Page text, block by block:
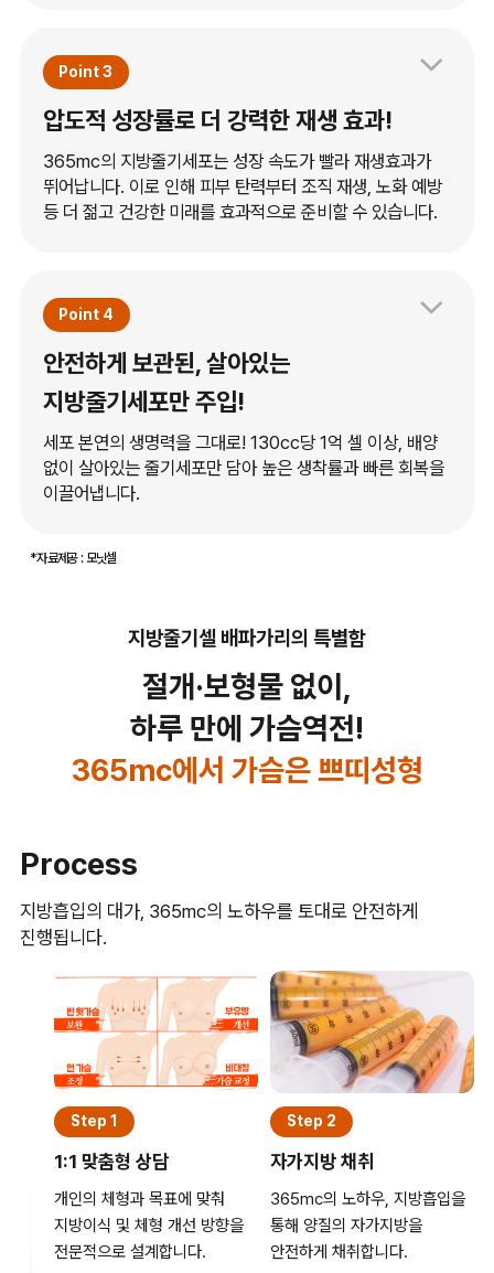
Point 3
압도적 성장률로 더 강력한 재생 효과!
365mc의 지방줄기세포는 성장 속도가 빨라 재생효과가
뛰어납니다. 이로 인해 피부 탄력부터 조직 재생, 노화 예방
등 더 젊고 건강한 미래를 효과적으로 준비할 수 있습니다.
Point 4
안전하게 보관된, 살아있는
지방줄기세포만 주입!
세포 본연의 생명력을 그대로! 130cc당 1억 셀 이상, 배양
없이 살아있는 줄기세포만 담아 높은 생착률과 빠른 회복을
이끌어냅니다.
*자료제공 : 모닛셀
지방줄기셀 배파가리의 특별함
절개·보형물 없이,
하루 만에 가슴역전!
365mc에서 가슴은 쁘띠성형
Process
지방흡입의 대가, 365mc의 노하우를 토대로 안전하게
진행됩니다.
Step 1
1:1 맞춤형 상담
개인의 체형과 목표에 맞춰
지방이식 및 체형 개선 방향을
전문적으로 설계합니다.
Step 2
자가지방 채취
365mc의 노하우, 지방흡입을
통해 양질의 자가지방을
안전하게 채취합니다.